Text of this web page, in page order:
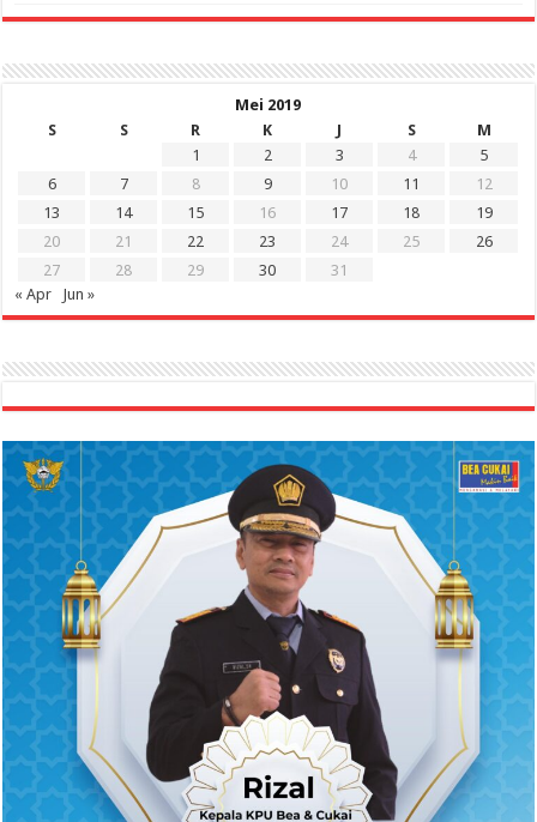
Mei 2019
S
S R K J S
M
1
2 3 4
5
6
7 8 9 10 11
12
13
14 15 16 17 18
19
20
21 22 23 24 25
26
27
28 29 30
31
« Apr
Jun »